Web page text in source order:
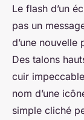
Le flash d’un
pas un
d’une nouvelle
Des talons
cuir
nom d’une
simple cliché